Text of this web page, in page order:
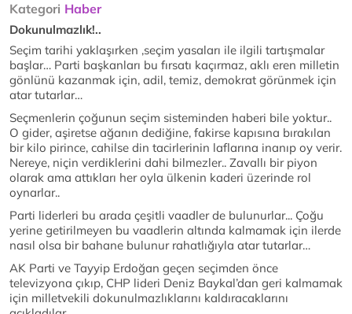
Kategori Haber
Dokunulmazlık!..
Seçim tarihi yaklaşırken ,seçim yasaları ile ilgili tartışmalar
başlar… Parti başkanları bu fırsatı kaçırmaz, aklı eren milletin
gönlünü kazanmak için, adil, temiz, demokrat görünmek için
atar tutarlar…
Seçmenlerin çoğunun seçim sisteminden haberi bile yoktur..
O gider, aşiretse ağanın dediğine, fakirse kapısına bırakılan
bir kilo pirince, cahilse din tacirlerinin laflarına inanıp oy verir.
Nereye, niçin verdiklerini dahi bilmezler.. Zavallı bir piyon
olarak ama attıkları her oyla ülkenin kaderi üzerinde rol
oynarlar..
Parti liderleri bu arada çeşitli vaadler de bulunurlar... Çoğu
yerine getirilmeyen bu vaadlerin altında kalmamak için ilerde
nasıl olsa bir bahane bulunur rahatlığıyla atar tutarlar…
AK Parti ve Tayyip Erdoğan geçen seçimden önce
televizyona çıkıp, CHP lideri Deniz Baykal’dan geri kalmamak
için milletvekili dokunulmazlıklarını kaldıracaklarını